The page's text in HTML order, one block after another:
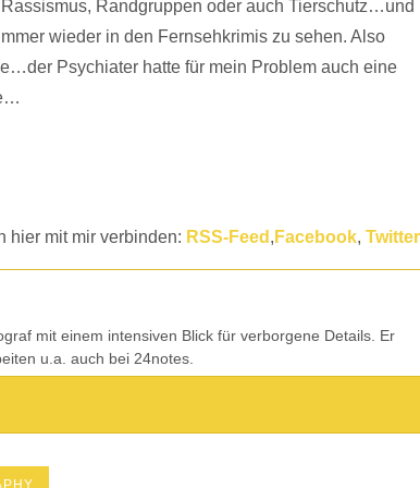
Randgruppen oder auch Tierschutz…und
wieder in den Fernsehkrimis zu sehen. Also
Psychiater hatte für mein Problem auch eine
hier mit mir verbinden: RSS-Feed , Facebook, Twitter
mit einem intensiven Blick für verborgene Details. Er
u.a. auch bei 24notes.